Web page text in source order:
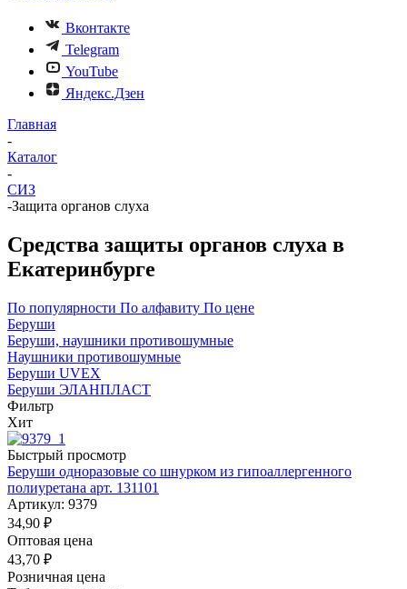
Вконтакте
Telegram
YouTube
Яндекс.Дзен
Главная
-
Каталог
-
СИЗ
-Защита органов слуха
Средства защиты органов слуха в
Екатеринбурге
По популярности По алфавиту По цене
Беруши
Беруши, наушники противошумныe
Наушники противошумные
Беруши UVЕX
Беруши ЭЛAНПЛАCТ
Фильтр
Хит
Быстрый просмотр
Беруши одноразовые со шнурком из гипоаллергенного
полиуретана арт. 131101
Артикул: 9379
34,90 ₽
Оптовая цена
43,70 ₽
Розничная цена